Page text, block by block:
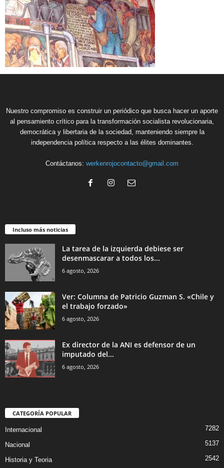
Nuestro compromiso es construir un periódico que busca hacer un aporte
al pensamiento crítico para la transformación socialista revolucionaria,
democrática y libertaria de la sociedad, manteniendo siempre la
independencia política respecto a las élites dominantes.
Contáctanos: werkenrojocontacto@gmail.com
Incluso más noticias
La tarea de la izquierda debiese ser
desenmascarar a todos los...
6 agosto, 2026
Ver: Columna de Patricio Guzman S. «Chile y
el trabajo forzado»
6 agosto, 2026
Ex director de la ANI es defensor de un
imputado del...
6 agosto, 2026
CATEGORÍA POPULAR
Internacional 7282
Nacional 5137
Historia y Teoria 2542